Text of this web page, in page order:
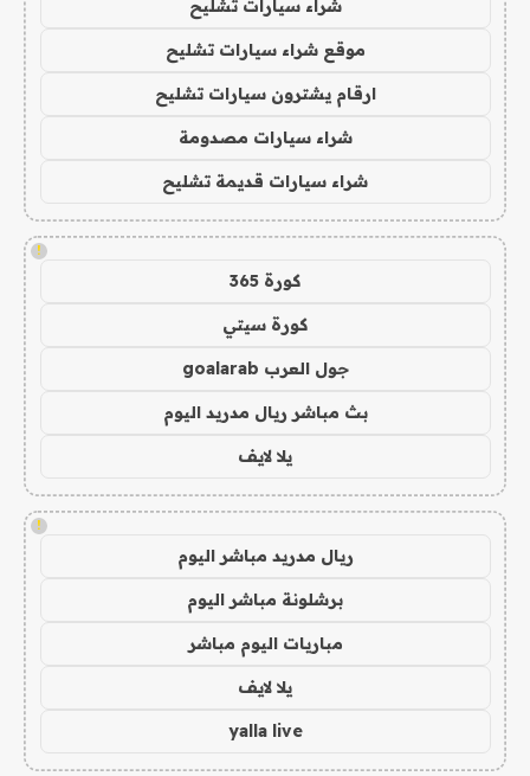
شراء سيارات تشليح
موقع شراء سيارات تشليح
ارقام يشترون سيارات تشليح
شراء سيارات مصدومة
شراء سيارات قديمة تشليح
!
كورة 365
كورة سيتي
جول العرب goalarab
بث مباشر ريال مدريد اليوم
يلا لايف
!
ريال مدريد مباشر اليوم
برشلونة مباشر اليوم
مباريات اليوم مباشر
يلا لايف
yalla live